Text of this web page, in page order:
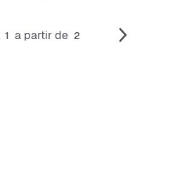
1 a partir de 2